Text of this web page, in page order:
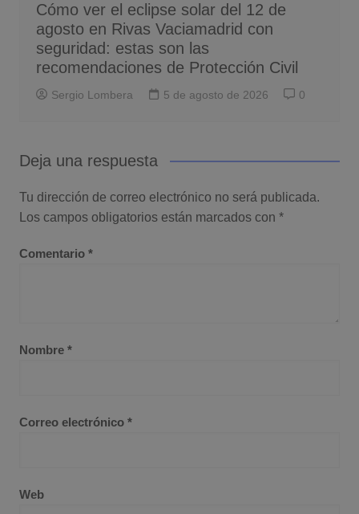
Cómo ver el eclipse solar del 12 de
agosto en Rivas Vaciamadrid con
seguridad: estas son las
recomendaciones de Protección Civil
Sergio Lombera 5 de agosto de 2026 0
Deja una respuesta
Tu dirección de correo electrónico no será publicada.
Los campos obligatorios están marcados con *
Comentario *
Nombre *
Correo electrónico *
Web